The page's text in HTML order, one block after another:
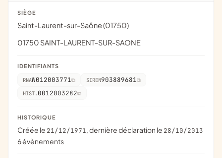
SIÈGE
Saint-Laurent-sur-Saône (01750)
01750 SAINT-LAURENT-SUR-SAONE
IDENTIFIANTS
RNAW012003771 SIREN903889681
HIST. 0012003282
HISTORIQUE
Créée le 21/12/1971, dernière déclaration le 28/10/2013
6 évènements